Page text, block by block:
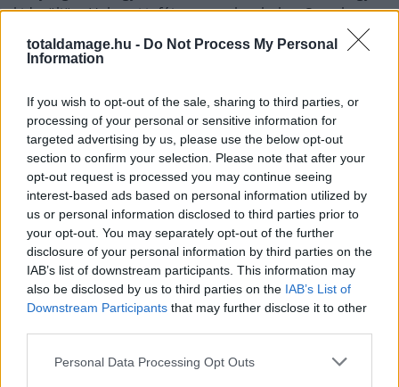
totaldamage.hu - Do Not Process My Personal
Information
If you wish to opt-out of the sale, sharing to third parties, or
processing of your personal or sensitive information for
targeted advertising by us, please use the below opt-out
section to confirm your selection. Please note that after your
opt-out request is processed you may continue seeing
interest-based ads based on personal information utilized by
us or personal information disclosed to third parties prior to
your opt-out. You may separately opt-out of the further
disclosure of your personal information by third parties on the
IAB’s list of downstream participants. This information may
also be disclosed by us to third parties on the IAB’s List of
Downstream Participants that may further disclose it to other
Personal Data Processing Opt Outs
kiderüljön, Helwani infói pontosak voltak-e. Szombat
hajnalban ugyanis Dana White az Instagramon
bejelentette – abban az adásban, amiből kiderült az is,
a héten bejelenti a Fehér Ház gála kártyáját.
„Ezen a héten bejelentem a Fehér Ház gála
kártyáját. Ezen a héten be fogom jelenteni.”